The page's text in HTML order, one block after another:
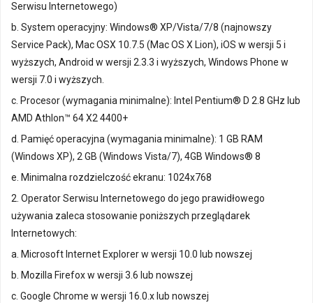
Serwisu Internetowego)
b. System operacyjny: Windows® XP/Vista/7/8 (najnowszy
Service Pack), Mac OSX 10.7.5 (Mac OS X Lion), iOS w wersji 5 i
wyższych, Android w wersji 2.3.3 i wyższych, Windows Phone w
wersji 7.0 i wyższych.
c. Procesor (wymagania minimalne): Intel Pentium® D 2.8 GHz lub
AMD Athlon™ 64 X2 4400+
d. Pamięć operacyjna (wymagania minimalne): 1 GB RAM
(Windows XP), 2 GB (Windows Vista/7), 4GB Windows® 8
e. Minimalna rozdzielczość ekranu: 1024x768
2. Operator Serwisu Internetowego do jego prawidłowego
używania zaleca stosowanie poniższych przeglądarek
Internetowych:
a. Microsoft Internet Explorer w wersji 10.0 lub nowszej
b. Mozilla Firefox w wersji 3.6 lub nowszej
c. Google Chrome w wersji 16.0.x lub nowszej